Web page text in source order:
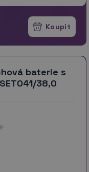
baterie s
38,0